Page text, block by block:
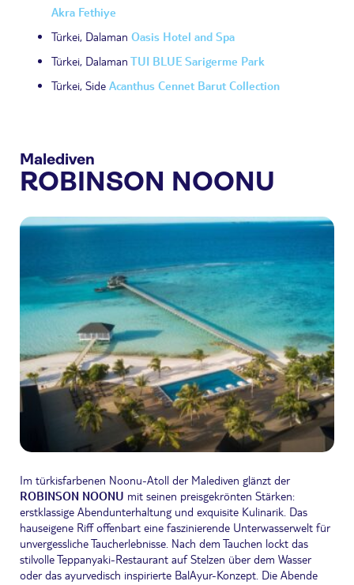
Akra Fethiye
Türkei, Dalaman Oasis Hotel and Spa
Türkei, Dalaman TUI BLUE Sarigerme Park
Türkei, Side Acanthus Cennet Barut Collection
Malediven
ROBINSON NOONU
Im türkisfarbenen Noonu-Atoll der Malediven glänzt der
ROBINSON NOONU mit seinen preisgekrönten Stärken:
erstklassige Abendunterhaltung und exquisite Kulinarik. Das
hauseigene Riff offenbart eine faszinierende Unterwasserwelt für
unvergessliche Taucherlebnisse. Nach dem Tauchen lockt das
stilvolle Teppanyaki-Restaurant auf Stelzen über dem Wasser
oder das ayurvedisch inspirierte BalAyur-Konzept. Die Abende